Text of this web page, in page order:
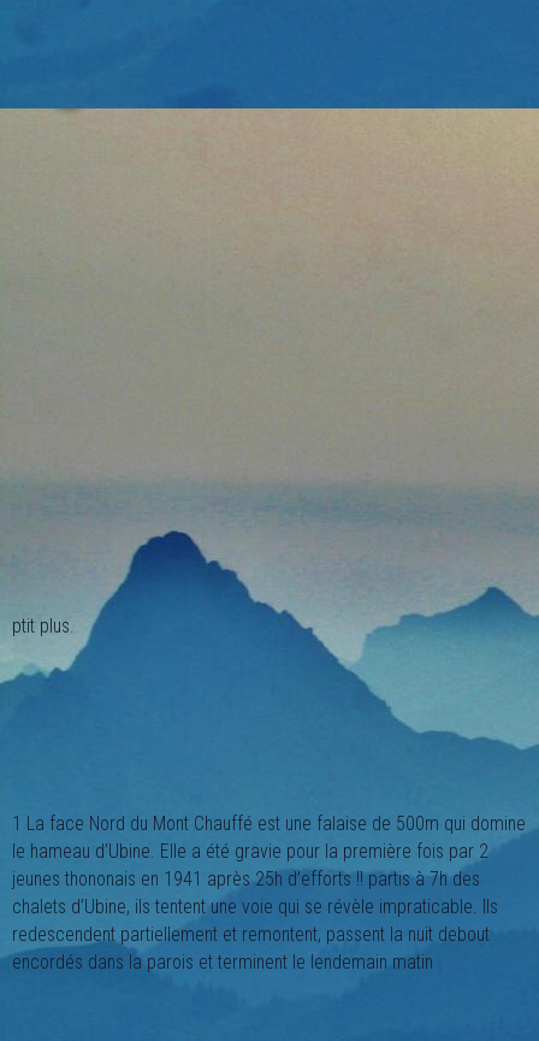
ptit plus.
1 La face Nord du Mont Chauffé est une falaise de 500m qui domine
le hameau d’Ubine. Elle a été gravie pour la première fois par 2
jeunes thononais en 1941 après 25h d’efforts !! partis à 7h des
chalets d’Ubine, ils tentent une voie qui se révèle impraticable. Ils
redescendent partiellement et remontent, passent la nuit debout
encordés dans la parois et terminent le lendemain matin .